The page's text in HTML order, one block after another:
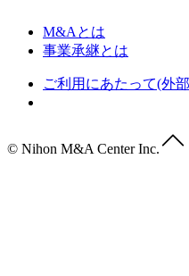
M&Aとは
事業承継とは
ご利用にあたって(外
© Nihon M&A Center Inc.